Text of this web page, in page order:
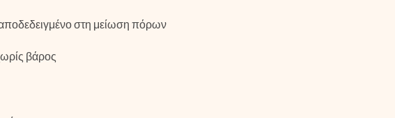
στη μείωση πόρων
βάρος